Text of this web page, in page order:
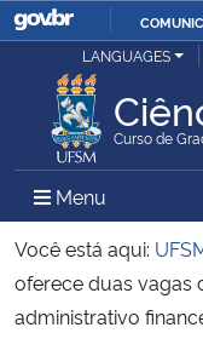
Ministério da Justiça e
Ministério da Defesa
Ministério das Relações
Ministério da Economia
LANGUAGES
Curso de
Menu Menu
Você está aqui:
oferece duas vagas
administrativo